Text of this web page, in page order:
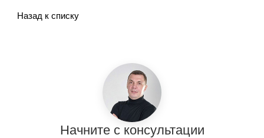
Назад к списку
Начните с консультации